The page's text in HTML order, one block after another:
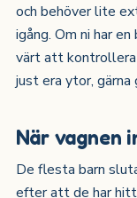
och behöver lite
igång. Om ni har
värt att kontrollera
just era ytor,
När vagnen
De flesta barn
efter att de har